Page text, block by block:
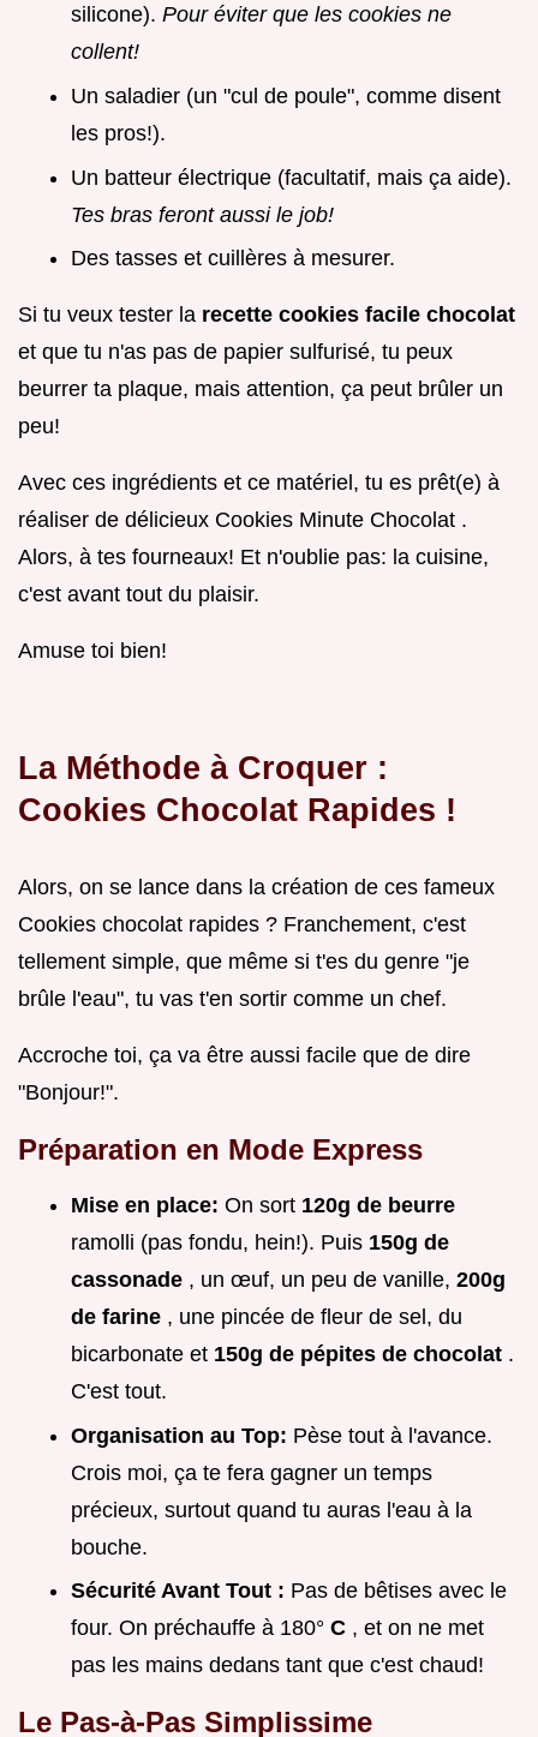
silicone). Pour éviter que les cookies ne
collent!
Un saladier (un "cul de poule", comme disent
les pros!).
Un batteur électrique (facultatif, mais ça aide).
Tes bras feront aussi le job!
Des tasses et cuillères à mesurer.
Si tu veux tester la recette cookies facile chocolat
et que tu n'as pas de papier sulfurisé, tu peux
beurrer ta plaque, mais attention, ça peut brûler un
peu!
Avec ces ingrédients et ce matériel, tu es prêt(e) à
réaliser de délicieux Cookies Minute Chocolat .
Alors, à tes fourneaux! Et n'oublie pas: la cuisine,
c'est avant tout du plaisir.
Amuse toi bien!
La Méthode à Croquer :
Cookies Chocolat Rapides !
Alors, on se lance dans la création de ces fameux
Cookies chocolat rapides ? Franchement, c'est
tellement simple, que même si t'es du genre "je
brûle l'eau", tu vas t'en sortir comme un chef.
Accroche toi, ça va être aussi facile que de dire
"Bonjour!".
Préparation en Mode Express
Mise en place: On sort 120g de beurre
ramolli (pas fondu, hein!). Puis 150g de
cassonade , un œuf, un peu de vanille, 200g
de farine , une pincée de fleur de sel, du
bicarbonate et 150g de pépites de chocolat .
C'est tout.
Organisation au Top: Pèse tout à l'avance.
Crois moi, ça te fera gagner un temps
précieux, surtout quand tu auras l'eau à la
bouche.
Sécurité Avant Tout : Pas de bêtises avec le
four. On préchauffe à 180° C , et on ne met
pas les mains dedans tant que c'est chaud!
Le Pas-à-Pas Simplissime